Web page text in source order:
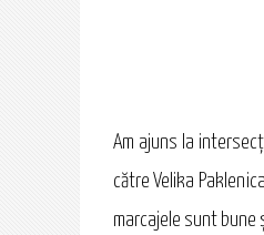
Am ajuns la
către Velika
marcajele sunt bune